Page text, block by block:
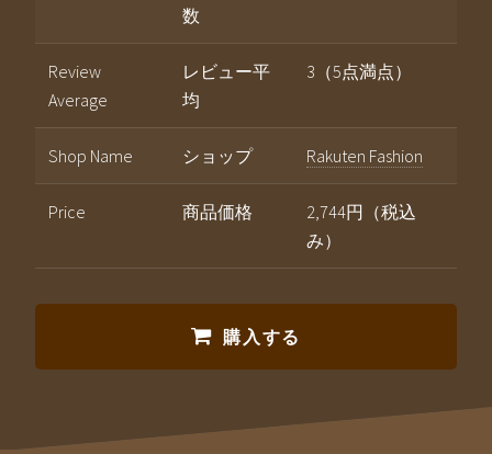
数
Review
Average
レビュー平
均
3（5点満点）
Shop Name ショップ Rakuten Fashion
Price 商品価格
2,744円（税込
み）
購入する